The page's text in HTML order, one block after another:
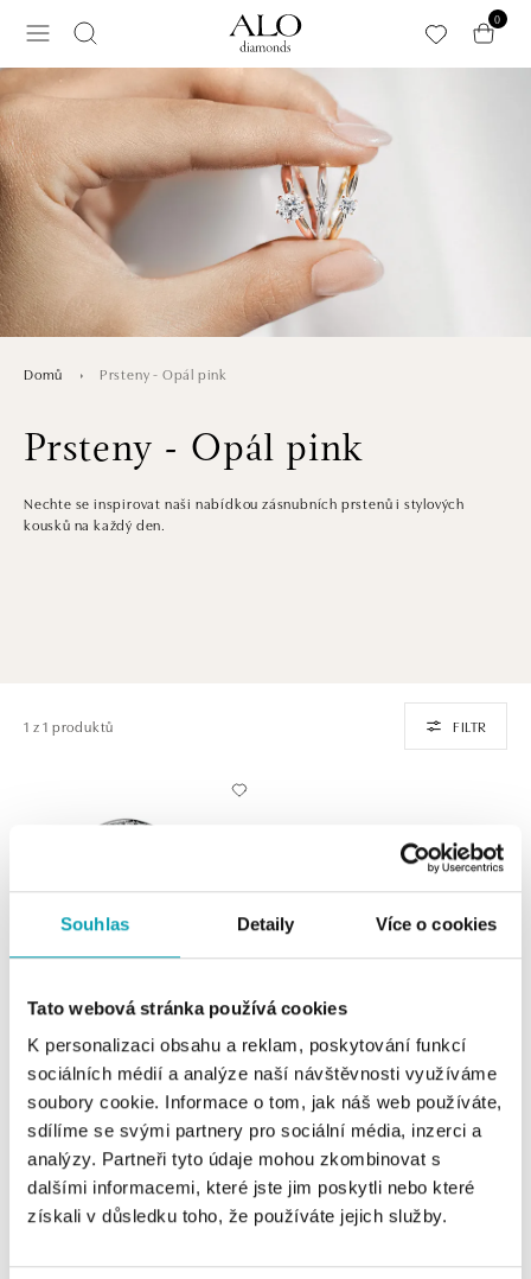
Souhlas Detaily Více o cookies
Tato webová stránka používá cookies
K personalizaci obsahu a reklam, poskytování funkcí
sociálních médií a analýze naší návštěvnosti využíváme
soubory cookie. Informace o tom, jak náš web používáte,
sdílíme se svými partnery pro sociální média, inzerci a
analýzy. Partneři tyto údaje mohou zkombinovat s
dalšími informacemi, které jste jim poskytli nebo které
získali v důsledku toho, že používáte jejich služby.
0
Domů Prsteny - Opál pink
Prsteny - Opál pink
Nechte se inspirovat naši nabídkou zásnubních prstenů i stylových
kousků na každý den.
1 z 1 produktů FILTR
ALO
Prsten s opálem a diamanty
Glorious Gem
od 78 466 Kč